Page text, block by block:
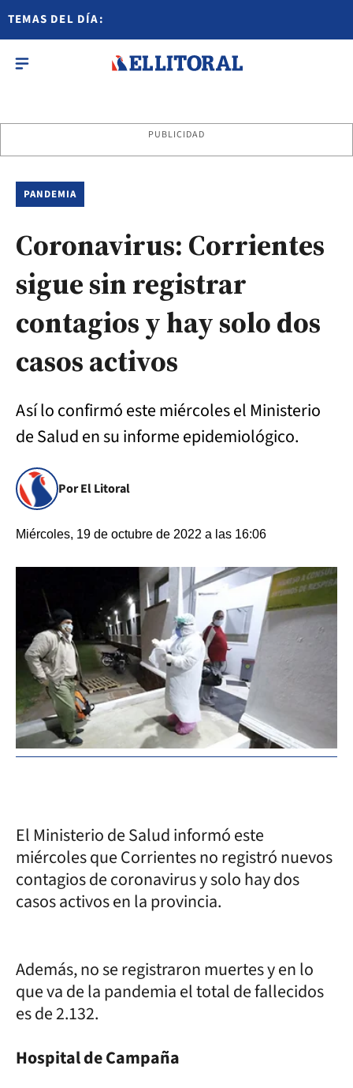
TEMAS DEL DÍA:
PUBLICIDAD
PANDEMIA
Coronavirus: Corrientes
sigue sin registrar
contagios y hay solo dos
casos activos
Así lo confirmó este miércoles el Ministerio
de Salud en su informe epidemiológico.
Por El Litoral
Miércoles, 19 de octubre de 2022 a las 16:06
El Ministerio de Salud informó este
miércoles que Corrientes no registró nuevos
contagios de coronavirus y solo hay dos
casos activos en la provincia.
Además, no se registraron muertes y en lo
que va de la pandemia el total de fallecidos
es de 2.132.
Hospital de Campaña